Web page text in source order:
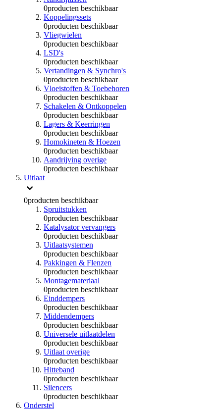
0producten beschikbaar
Koppelingssets
0producten beschikbaar
Vliegwielen
0producten beschikbaar
LSD's
0producten beschikbaar
Vertandingen & Synchro's
0producten beschikbaar
Vloeistoffen & Toebehoren
0producten beschikbaar
Schakelen & Ontkoppelen
0producten beschikbaar
Lagers & Keerringen
0producten beschikbaar
Homokineten & Hoezen
0producten beschikbaar
Aandrijving overige
0producten beschikbaar
Uitlaat
0producten beschikbaar
Spruitstukken
0producten beschikbaar
Katalysator vervangers
0producten beschikbaar
Uitlaatsystemen
0producten beschikbaar
Pakkingen & Flenzen
0producten beschikbaar
Montagemateriaal
0producten beschikbaar
Einddempers
0producten beschikbaar
Middendempers
0producten beschikbaar
Universele uitlaatdelen
0producten beschikbaar
Uitlaat overige
0producten beschikbaar
Hitteband
0producten beschikbaar
Silencers
0producten beschikbaar
Onderstel